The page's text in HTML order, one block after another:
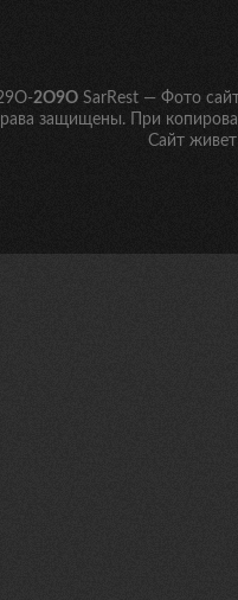
2O9O SarRest — Фото
защищены. При
Сайт живет